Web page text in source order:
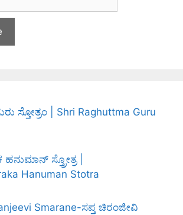
ಸ್ತೋತ್ರಂ | Shri Raghuttma Guru
ಸ್ತ್ರೋತ್ರ |
Hanuman Stotra
Smarane-ಸಪ್ತ ಚಿರಂಜೀವಿ